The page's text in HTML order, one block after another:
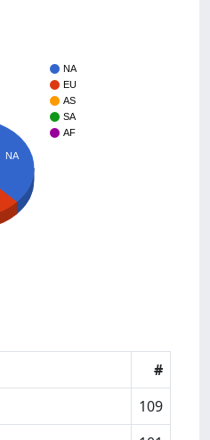
NA
EU
AS
SA
AF
NA
#
109